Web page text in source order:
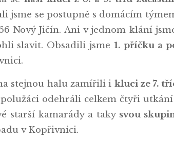
jsme se postupně s domácím
Nový Jičín. Ani v jednom klání
slavit. Obsadili jsme 1. příčku a
stejnou halu zamířili i kluci ze 7.
odehráli celkem čtyři
starší kamarády a taky svou
v Kopřivnici.